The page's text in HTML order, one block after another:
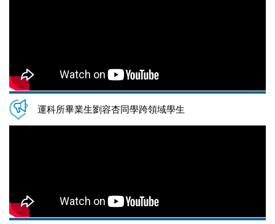
運科所畢業生劉容杏同學跨領域學生